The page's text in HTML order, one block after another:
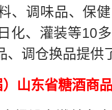
、调味品、保
化、灌装等10
、调仓换品提供
山东省糖酒商